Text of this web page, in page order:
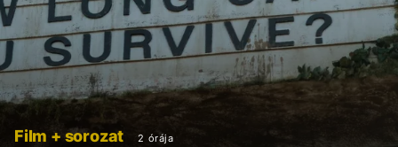
Film + sorozat 2 órája